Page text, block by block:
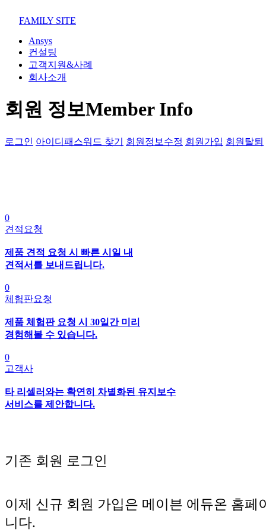
FAMILY SITE
Ansys
컨설팅
고객지원&사례
회사소개
회원 정보Member Info
로그인 아이디패스워드 찾기 회원정보수정 회원가입 회원탈퇴
0
견적요청
제품 견적 요청 시 빠른 시일 내
견적서를 보내드립니다.
0
체험판요청
제품 체험판 요청 시 30일간 미리
경험해볼 수 있습니다.
0
고객사
타 리셀러와는 확연히 차별화된 유지보수
서비스를 제안합니다.
기존 회원 로그인
이제 신규 회원 가입은 메이븐 에듀온 홈페
니다.